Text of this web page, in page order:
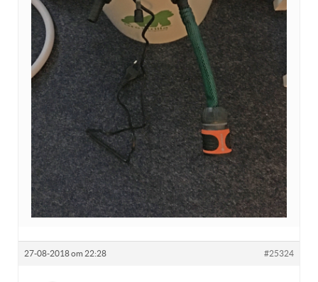
27-08-2018 om 22:28 #25324